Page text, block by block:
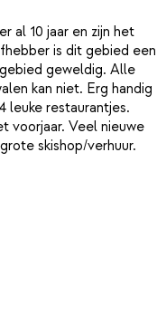
al 10 jaar en zijn het
is dit gebied een
geweldig. Alle
kan niet. Erg handig
leuke restaurantjes.
voorjaar. Veel nieuwe